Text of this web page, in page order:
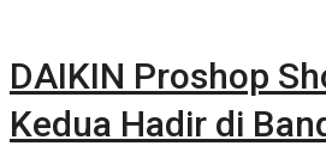
DAIKIN Proshop
Kedua Hadir di